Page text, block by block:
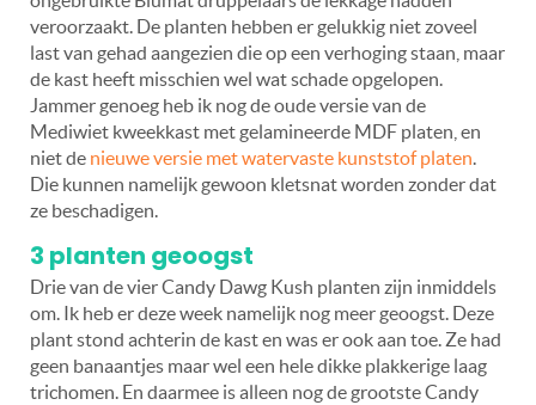
veroorzaakt. De planten hebben er gelukkig niet zoveel
last van gehad aangezien die op een verhoging staan, maar
de kast heeft misschien wel wat schade opgelopen.
Jammer genoeg heb ik nog de oude versie van de
Mediwiet kweekkast met gelamineerde MDF platen, en
niet de nieuwe versie met watervaste kunststof platen.
Die kunnen namelijk gewoon kletsnat worden zonder dat
ze beschadigen.
3 planten geoogst
Drie van de vier Candy Dawg Kush planten zijn inmiddels
om. Ik heb er deze week namelijk nog meer geoogst. Deze
plant stond achterin de kast en was er ook aan toe. Ze had
geen banaantjes maar wel een hele dikke plakkerige laag
trichomen. En daarmee is alleen nog de grootste Candy